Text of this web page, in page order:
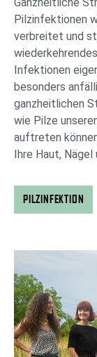
Pilzinfektionen
verbreitet und
Infektionen
besonders
ganzheitlichen
wie Pilze
auftreten
Ihre Haut,
PILZINFEKTION